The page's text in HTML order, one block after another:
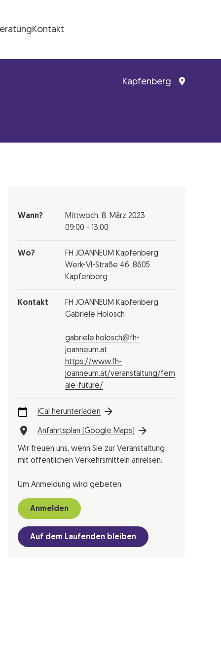
Kontakt
Kapfenberg
Wann? Mittwoch, 8. März 2023
09:00 - 13:00
Wo?
FH JOANNEUM Kapfenberg
Werk-VI-Straße 46, 8605
Kapfenberg
Kontakt
FH JOANNEUM Kapfenberg
Gabriele Holosch
gabriele.holosch@fh-
joanneum.at
https://www.fh-
joanneum.at/veranstaltung/fem
ale-future/
iCal herunterladen
Anfahrtsplan (Google Maps)
Wir freuen uns, wenn Sie zur Veranstaltung
mit öffentlichen Verkehrsmitteln anreisen.
Um Anmeldung wird gebeten.
Anmelden
Auf dem Laufenden bleiben